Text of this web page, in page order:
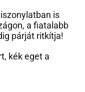
is
a fiatalabb
párját ritkítja!
kék eget a